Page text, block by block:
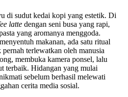
di sudut kedai kopi yang estetik. Di
latte dengan seni busa yang rapi,
yang aromanya menggoda.
makanan, ada satu ritual
terlewatkan oleh manusia
membuka kamera ponsel, lalu
terbaik. Hidangan yang mulai
sebelum berhasil melewati
cerita media sosial.